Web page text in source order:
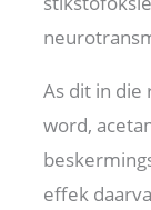
As dit in die
word,
effek